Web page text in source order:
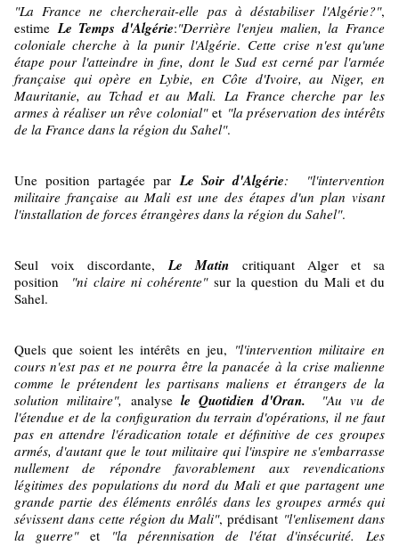
"La France ne chercherait-elle pas à déstabiliser l'Algérie?",
estime Le Temps d'Algérie:"Derrière l'enjeu malien, la France
coloniale cherche à la punir l'Algérie. Cette crise n'est qu'une
étape pour l'atteindre in fine, dont le Sud est cerné par l'armée
française qui opère en Lybie, en Côte d'Ivoire, au Niger, en
Mauritanie, au Tchad et au Mali. La France cherche par les
armes à réaliser un rêve colonial"et "la préservation des intérêts
de la France dans la région du Sahel".
Une position partagée par Le Soir d'Algérie:
"l'intervention
militaire française au Mali est une des étapes d'un plan visant
l'installation de forces étrangères dans la région du Sahel".
Seul voix discordante, Le Matin critiquant Alger et sa
position "ni claire ni cohérente"sur la question du Mali et du
Sahel.
Quels que soient les intérêts en jeu, "l'intervention militaire en
cours n'est pas et ne pourra être la panacée à la crise malienne
comme le prétendent les partisans maliens et étrangers de la
solution militaire", analysele Quotidien d'Oran. "Au vu de
l'étendue et de la configuration du terrain d'opérations, il ne faut
pas en attendre l'éradication totale et définitive de ces groupes
armés, d'autant que le tout militaire qui l'inspire ne s'embarrasse
nullement de répondre favorablement aux revendications
légitimes des populations du nord du Mali et que partagent une
grande partie des éléments enrôlés dans les groupes armés qui
sévissent dans cette région du Mali", prédisant "l'enlisement dans
la guerre"et "la pérennisation de l'état d'insécurité.
Les